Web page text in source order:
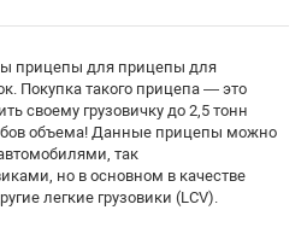
прицепы для прицепы для
Покупка такого прицепа — это
своему грузовичку до 2,5 тонн
объема! Данные прицепы можно
так
но в основном в качестве
легкие грузовики (LCV).